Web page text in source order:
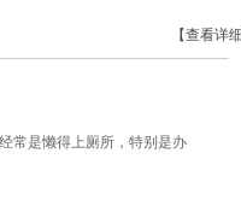
【查看详细
常是懒得上厕所，特别是办